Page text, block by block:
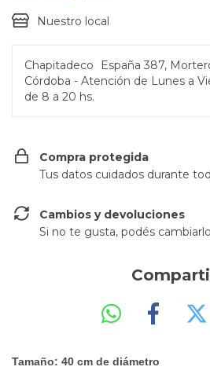
Nuestro local
Chapitadeco
España 387,
Córdoba - Atención de Lunes a
de 8 a 20 hs.
Compra protegida
Tus datos cuidados durante
Cambios y devoluciones
Si no te gusta, podés
Tamaño: 40 cm de diámetro